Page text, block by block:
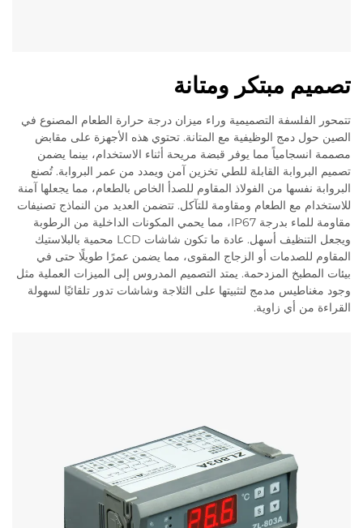
تصميم مبتكر ومتانة
تتمحور الفلسفة التصميمية وراء ميزان درجة حرارة الطعام المصنوع في
الصين حول دمج الوظيفية مع المتانة. تحتوي هذه الأجهزة على مقابض
مصممة انسجامياً مما يوفر قبضة مريحة أثناء الاستخدام، بينما يضمن
تصميم البروابة القابلة للطي تخزين آمن ويمدد من عمر البروابة. تُصنع
البروابة نفسها من الفولاذ المقاوم للصدأ الخاص بالطعام، مما يجعلها آمنة
للاستخدام مع الطعام ومقاومة للتآكل. تتضمن العديد من النماذج تصنيفات
مقاومة للماء بدرجة IP67، مما يحمي المكونات الداخلية من الرطوبة
ويجعل التنظيف أسهل. عادة ما تكون شاشات LCD محمية بالبلاستيك
المقاوم للصدمات أو الزجاج المقوى، مما يضمن عمرًا طويلًا حتى في
بيئات المطبخ المزدحمة. يمتد التصميم المدروس إلى الميزات العملية مثل
وجود مغناطيس مدمج لتثبيتها على الثلاجة وشاشات تدور تلقائيًا لسهولة
القراءة من أي زاوية.